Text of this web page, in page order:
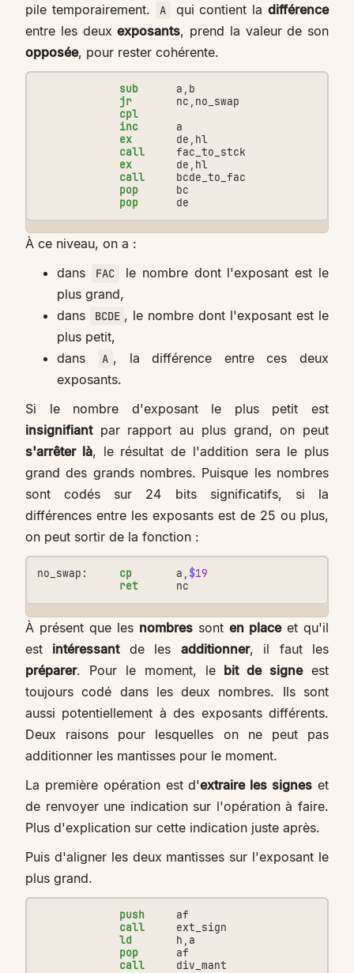
pile temporairement.
A qui contient ladifférence
entre les deuxexposants, prend la valeur de son
opposée, pour rester cohérente.
sub a , b
jr
nc , no_swap
cpl
inc
a
ex
de , hl
call
fac_to_stck
ex
de , hl
call
bcde_to_fac
pop
bc
pop
de
À ce niveau, on a :
dans
FAC
le nombre dont l'exposant est le
plus grand,
dans
BCDE , le nombre dont l'exposant est le
plus petit,
dans
A , la différence entre ces deux
exposants.
Si le nombre d'exposant le plus petit est
insignifiantpar rapport au plus grand, on peut
s'arrêter là, le résultat de l'addition sera le plus
grand des grands nombres. Puisque les nombres
sont codés sur 24 bits significatifs, si la
différences entre les exposants est de 25 ou plus,
on peut sortir de la fonction :
no_swap: cp a , $19
ret
nc
À présent que les nombres sont en placeet qu'il
est intéressantde les additionner, il faut les
préparer. Pour le moment, le bit de signeest
toujours codé dans les deux nombres. Ils sont
aussi potentiellement à des exposants différents.
Deux raisons pour lesquelles on ne peut pas
additionner les mantisses pour le moment.
La première opération est d'extraire les signes et
de renvoyer une indication sur l'opération à faire.
Plus d'explication sur cette indication juste après.
Puis d'aligner les deux mantisses sur l'exposant le
plus grand.
push
af
call
ext_sign
ld
h , a
pop
af
call
div_mant